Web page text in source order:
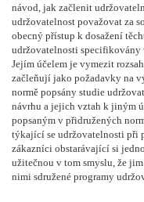
návod, jak začlenit
udržovatelnost považovat za
obecný přístup k dosažení
udržovatelnosti specifikovány
Jejím účelem je vymezit
začleňují jako požadavky na
normě popsány studie
návrhu a jejich vztah k jiným
popsaným v přidružených
týkající se udržovatelnosti při
zákazníci obstarávající si
užitečnou v tom smyslu, že
nimi sdružené programy